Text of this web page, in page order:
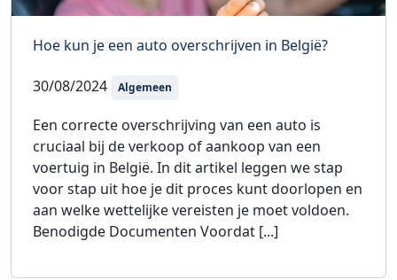
Hoe kun je een auto overschrijven in België?
30/08/2024 Algemeen
Een correcte overschrijving van een auto is
cruciaal bij de verkoop of aankoop van een
voertuig in België. In dit artikel leggen we stap
voor stap uit hoe je dit proces kunt doorlopen en
aan welke wettelijke vereisten je moet voldoen.
Benodigde Documenten Voordat [...]